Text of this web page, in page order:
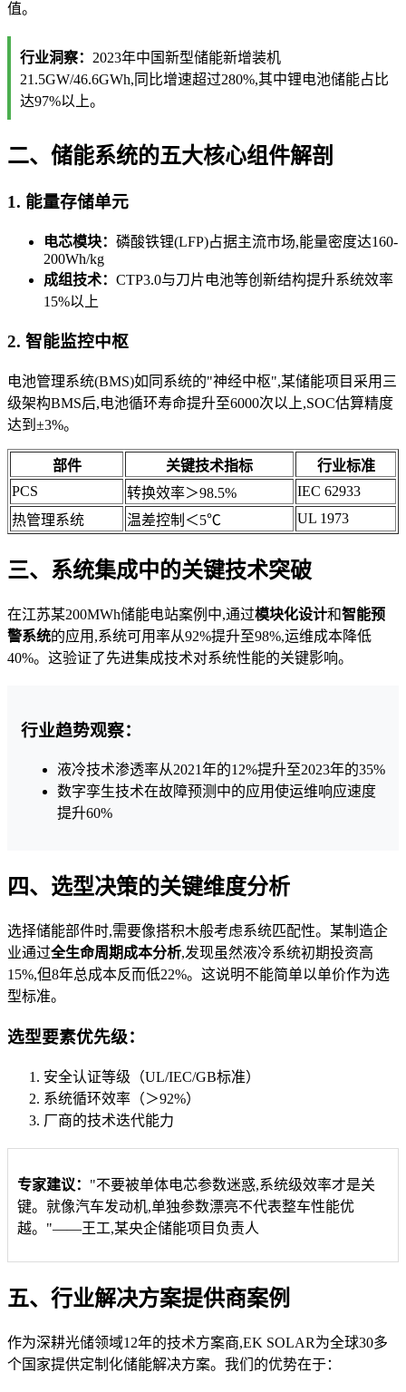
值。
行业洞察： 2023年中国新型储能新增装机
21.5GW/46.6GWh,同比增速超过280%,其中锂电池储能占比
达97%以上。
二、储能系统的五大核心组件解剖
1. 能量存储单元
电芯模块： 磷酸铁锂(LFP)占据主流市场,能量密度达160-
200Wh/kg
成组技术： CTP3.0与刀片电池等创新结构提升系统效率
15%以上
2. 智能监控中枢
电池管理系统(BMS)如同系统的"神经中枢",某储能项目采用三
级架构BMS后,电池循环寿命提升至6000次以上,SOC估算精度
达到±3%。
部件 关键技术指标
行业标准
PCS
转换效率＞98.5%
IEC 62933
热管理系统
温差控制＜5℃ UL 1973
三、系统集成中的关键技术突破
在江苏某200MWh储能电站案例中,通过模块化设计和智能预
警系统的应用,系统可用率从92%提升至98%,运维成本降低
40%。这验证了先进集成技术对系统性能的关键影响。
行业趋势观察：
液冷技术渗透率从2021年的12%提升至2023年的35%
数字孪生技术在故障预测中的应用使运维响应速度
提升60%
四、选型决策的关键维度分析
选择储能部件时,需要像搭积木般考虑系统匹配性。某制造企
业通过全生命周期成本分析,发现虽然液冷系统初期投资高
15%,但8年总成本反而低22%。这说明不能简单以单价作为选
型标准。
选型要素优先级：
安全认证等级（UL/IEC/GB标准）
系统循环效率（＞92%）
厂商的技术迭代能力
专家建议： "不要被单体电芯参数迷惑,系统级效率才是关
键。就像汽车发动机,单独参数漂亮不代表整车性能优
越。"——王工,某央企储能项目负责人
五、行业解决方案提供商案例
作为深耕光储领域12年的技术方案商,EK SOLAR为全球30多
个国家提供定制化储能解决方案。我们的优势在于：